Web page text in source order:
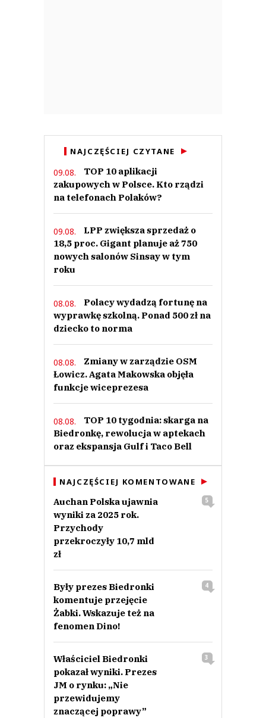
NAJCZĘŚCIEJ CZYTANE
09.08.
TOP 10 aplikacji
zakupowych w Polsce. Kto rządzi
na telefonach Polaków?
09.08.
LPP zwiększa sprzedaż o
18,5 proc. Gigant planuje aż 750
nowych salonów Sinsay w tym
roku
08.08.
Polacy wydadzą fortunę na
wyprawkę szkolną. Ponad 500 zł na
dziecko to norma
08.08.
Zmiany w zarządzie OSM
Łowicz. Agata Makowska objęła
funkcje wiceprezesa
08.08.
TOP 10 tygodnia: skarga na
Biedronkę, rewolucja w aptekach
oraz ekspansja Gulf i Taco Bell
NAJCZĘŚCIEJ KOMENTOWANE
Auchan Polska ujawnia
wyniki za 2025 rok.
Przychody
przekroczyły 10,7 mld
zł
5
Były prezes Biedronki
komentuje przejęcie
Żabki. Wskazuje też na
fenomen Dino!
4
Właściciel Biedronki
pokazał wyniki. Prezes
JM o rynku: „Nie
przewidujemy
znaczącej poprawy”
3